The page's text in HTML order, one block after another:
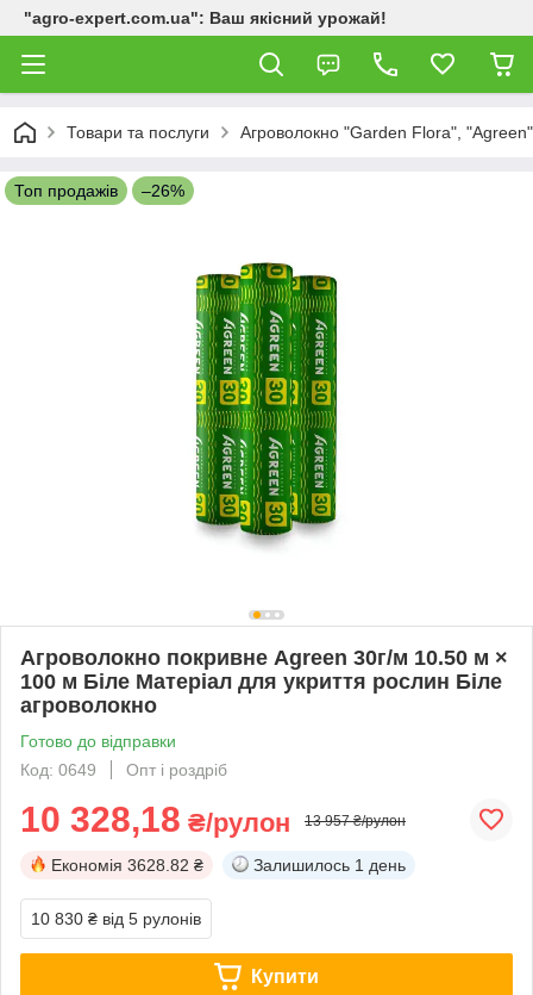
"agro-expert.com.ua": Ваш якісний урожай!
Товари та послуги Агроволокно "Garden Flora", "Agreen"
Топ продажів –26%
Агроволокно покривне Agreen 30г/м 10.50 м ×
100 м Біле Матеріал для укриття рослин Біле
агроволокно
Готово до відправки
Код: 0649
Опт і роздріб
10 328,18 ₴/рулон 13 957 ₴/рулон
Економія 3628.82 ₴ Залишилось 1 день
10 830 ₴ від 5 рулонів
Купити